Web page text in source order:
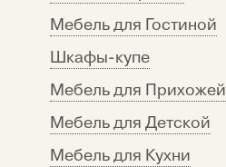
Мебель для Гостиной
Шкафы-купе
Мебель для Прихожей
Мебель для Детской
Мебель для Кухни